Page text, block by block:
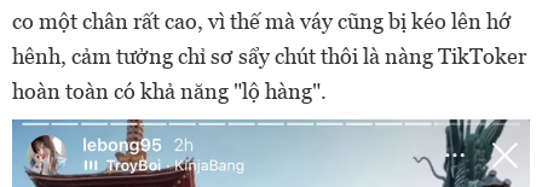
co một chân rất cao, vì thế mà váy cũng bị kéo lên hớ
hênh, cảm tưởng chỉ sơ sẩy chút thôi là nàng TikToker
hoàn toàn có khả năng "lộ hàng".